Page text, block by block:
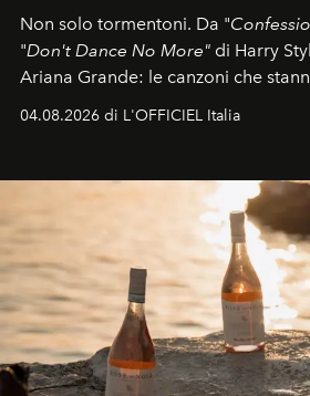
Non solo tormentoni. Da "
"Don't Dance No More" di Harry
Ariana Grande: le canzoni che
colonna sonora della stagione.
04.08.2026 di L'OFFICIEL Italia